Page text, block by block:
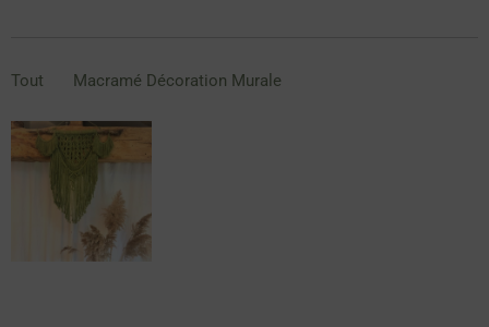
Tout Macramé Décoration Murale
Macramé
bohème vert
olive